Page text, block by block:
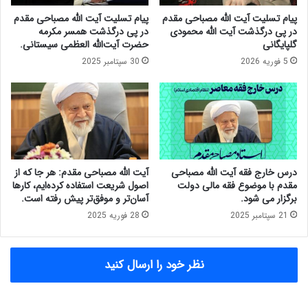
ج
ت
ا
ل
ا
س
ل
ا
م
س
ی
د
ح
س
ن
ب
ا
ی
ر
د
ش
و
ر
ا
ی
پ
و
ل
و
ا
ع
ت
ب
ر
ن
پیام تسلیت آیت الله مصباحی مقدم
در پی درگذشت آیت الله محمودی
گلپایگانی
5 فوریه 2026
پیام تسلیت آیت الله مصباحی مقدم
در پی درگذشت همسر مکرمه
حضرت آیت‌الله العظمی سیستانی.
30 سپتامبر 2025
درس خارج فقه آیت الله مصباحی
مقدم با موضوع فقه مالی دولت
برگزار می شود.
21 سپتامبر 2025
آیت الله مصباحی مقدم: هر جا که از
اصول شریعت استفاده کرده‌ایم، کارها
آسان‌تر و موفق‌تر پیش رفته است.
28 فوریه 2025
نظر خود را ارسال کنید